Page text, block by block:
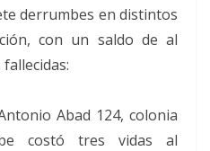
derrumbes en distintos
con un saldo de al
Abad 124, colonia
costó tres vidas al